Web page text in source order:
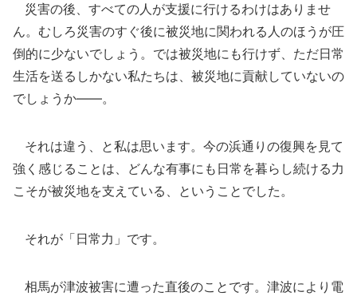
災害の後、すべての人が支援に行けるわけはありませ
ん。むしろ災害のすぐ後に被災地に関われる人のほうが圧
倒的に少ないでしょう。では被災地にも行けず、ただ日常
生活を送るしかない私たちは、被災地に貢献していないの
でしょうか――。
それは違う、と私は思います。今の浜通りの復興を見て
強く感じることは、どんな有事にも日常を暮らし続ける力
こそが被災地を支えている、ということでした。
それが「日常力」です。
相馬が津波被害に遭った直後のことです。津波により電